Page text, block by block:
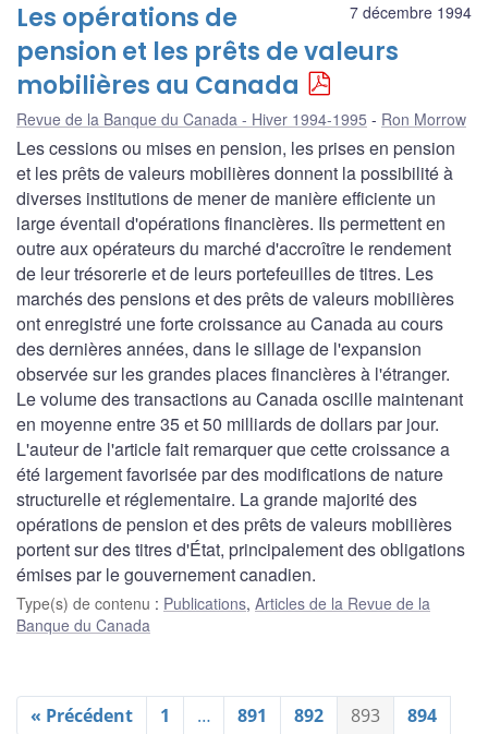
7 décembre 1994
Les opérations de
pension et les prêts de valeurs
mobilières au Canada
Revue de la Banque du Canada - Hiver 1994-1995 Ron Morrow
Les cessions ou mises en pension, les prises en pension
et les prêts de valeurs mobilières donnent la possibilité à
diverses institutions de mener de manière efficiente un
large éventail d'opérations financières. Ils permettent en
outre aux opérateurs du marché d'accroître le rendement
de leur trésorerie et de leurs portefeuilles de titres. Les
marchés des pensions et des prêts de valeurs mobilières
ont enregistré une forte croissance au Canada au cours
des dernières années, dans le sillage de l'expansion
observée sur les grandes places financières à l'étranger.
Le volume des transactions au Canada oscille maintenant
en moyenne entre 35 et 50 milliards de dollars par jour.
L'auteur de l'article fait remarquer que cette croissance a
été largement favorisée par des modifications de nature
structurelle et réglementaire. La grande majorité des
opérations de pension et des prêts de valeurs mobilières
portent sur des titres d'État, principalement des obligations
émises par le gouvernement canadien.
Type(s) de contenu : Publications, Articles de la Revue de la
Banque du Canada
« Précédent 1 … 891 892 893
894